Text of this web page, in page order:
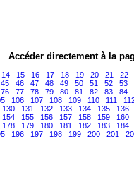
Accéder directement à la
14 15 16 17 18 19 20 21 22
45 46 47 48 49 50 51 52 53
76 77 78 79 80 81 82 83 84
106 107 108 109 110 111
130 131 132 133 134 135 136
154 155 156 157 158 159 160
178 179 180 181 182 183 184
196 197 198 199 200 201